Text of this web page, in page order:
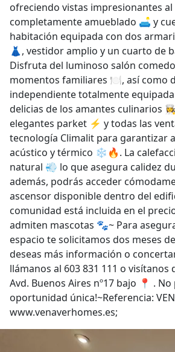
ofreciendo vistas impresionantes al
completamente amueblado 🛋️ y
habitación equipada con dos
👗, vestidor amplio y un cuarto de
Disfruta del luminoso salón
momentos familiares 🍽️, así como
independiente totalmente
delicias de los amantes culinarios
elegantes parket ⚡ y todas las
tecnología Climalit para garantizar
acústico y térmico ❄️🔥. La
natural 💨 lo que asegura calidez
además, podrás acceder
ascensor disponible dentro del
comunidad está incluida en el
admiten mascotas 🐾~ Para
espacio te solicitamos dos meses
deseas más información o
llámanos al 603 831 111 o visítanos
Avd. Buenos Aires nº17 bajo 📍 .
oportunidad única!~Referencia:
www.venaverhomes.es;